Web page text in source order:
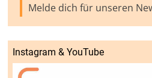
Melde dich für unseren
Instagram & YouTube